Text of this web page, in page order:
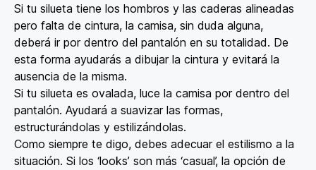
Si tu silueta tiene los hombros y las caderas alineadas
pero falta de cintura, la camisa, sin duda alguna,
deberá ir por dentro del pantalón en su totalidad. De
esta forma ayudarás a dibujar la cintura y evitará la
ausencia de la misma.
Si tu silueta es ovalada, luce la camisa por dentro del
pantalón. Ayudará a suavizar las formas,
estructurándolas y estilizándolas.
Como siempre te digo, debes adecuar el estilismo a la
situación. Si los ‘looks’ son más ‘casual’, la opción de